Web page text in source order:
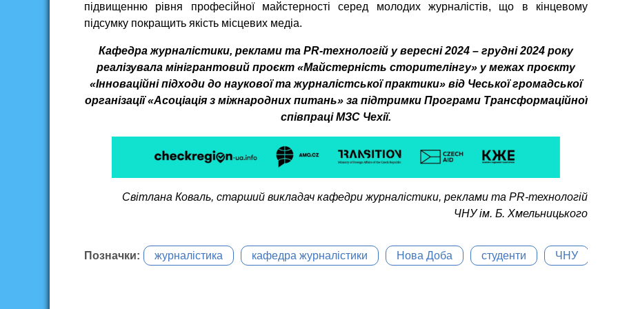
підвищенню рівня професійної майстерності серед молодих журналістів, що в кінцевому
підсумку покращить якість місцевих медіа.
Кафедра журналістики, реклами та PR-технологій у вересні 2024 – грудні 2024 року
реалізувала мінігрантовий проєкт «Майстерність сторителінгу» у межах проєкту
«Інноваційні підходи до наукової та журналістської практики» від Чеської громадської
організації «Асоціація з міжнародних питань» за підтримки Програми Трансформаційної
співпраці МЗС Чехії.
Світлана Коваль, старший викладач кафедри журналістики, реклами та PR-технологій
ЧНУ ім. Б. Хмельницького
Позначки: журналістика кафедра журналістики Нова Доба студенти ЧНУ